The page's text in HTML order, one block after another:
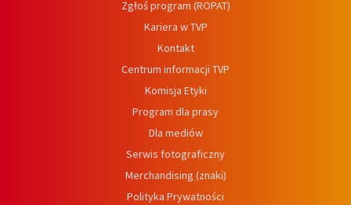
Zgłoś program (ROPAT)
Kariera w TVP
Kontakt
Centrum informacji TVP
Komisja Etyki
Program dla prasy
Dla mediów
Serwis fotograficzny
Merchandising (znaki)
Polityka Prywatności